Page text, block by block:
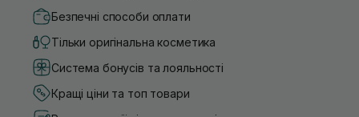
Безпечні способи оплати
Тільки оригінальна косметика
Система бонусів та лояльності
Кращі ціни та топ товари